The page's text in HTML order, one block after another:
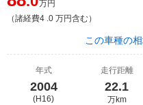
万円
（諸経費4 .0 万円含む）
この車種の
年式
2004
(H16)
走行距離
22.1
万km